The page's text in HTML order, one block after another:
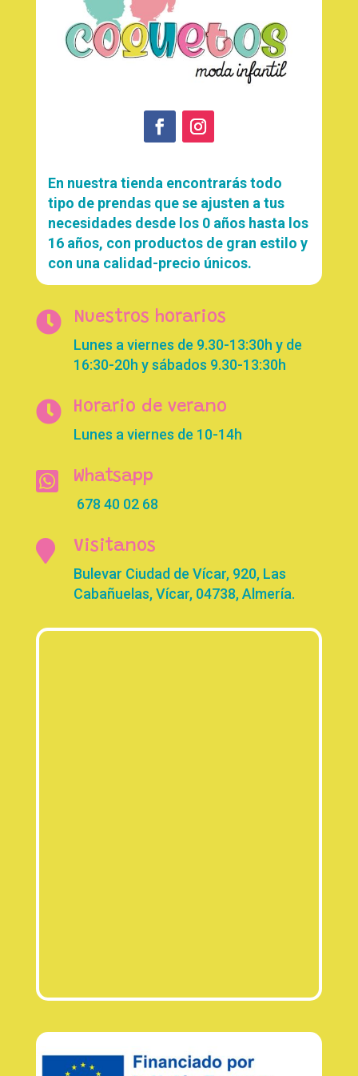
En nuestra tienda encontrarás todo
tipo de prendas que se ajusten a tus
necesidades desde los 0 años hasta los
16 años, con productos de gran estilo y
con una calidad-precio únicos.
 Nuestros horarios
Lunes a viernes de 9.30-13:30h y de
16:30-20h y sábados 9.30-13:30h
 Horario de verano
Lunes a viernes de 10-14h
 Whatsapp
678 40 02 68
 Visitanos
Bulevar Ciudad de Vícar, 920, Las
Cabañuelas, Vícar, 04738, Almería.